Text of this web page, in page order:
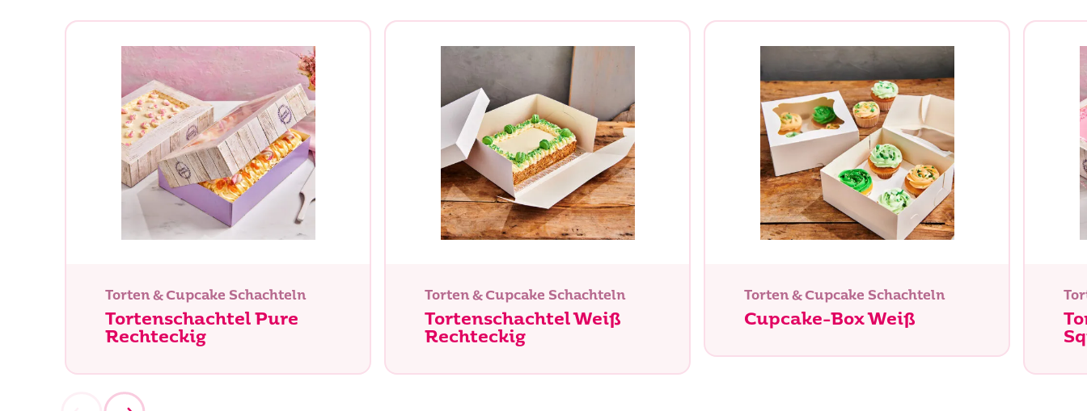
Was suchen Sie?
Suche
Torten & Cupcake Schachteln
Tortenschachtel Pure
Rechteckig
Torten & Cupcake Schachteln
Tortenschachtel Weiß
Rechteckig
Torten & Cupcake Schachteln
Cupcake-Box Weiß